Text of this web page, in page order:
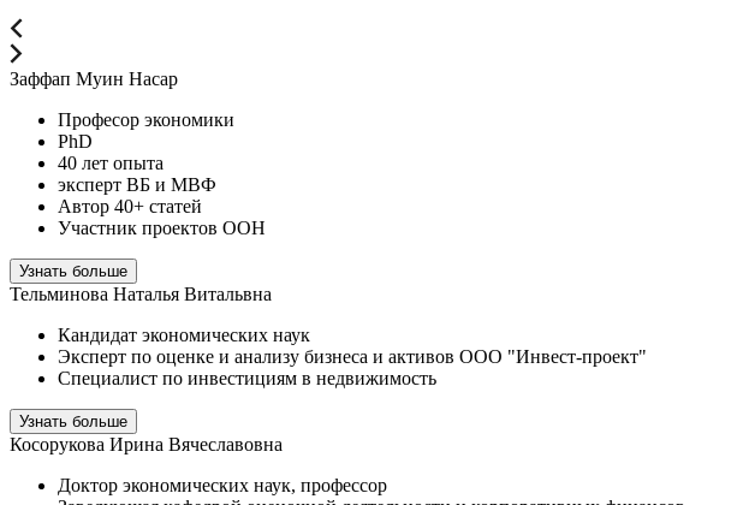
Заффап Муин Насар
Професор экономики
PhD
40 лет опыта
эксперт ВБ и МВФ
Автор 40+ статей
Участник проектов ООН
Узнать больше
Тельминова Наталья Витальвна
Кандидат экономических наук
Эксперт по оценке и анализу бизнеса и активов ООО "Инвест-проект"
Специалист по инвестициям в недвижимость
Узнать больше
Косорукова Ирина Вячеславовна
Доктор экономических наук, профессор